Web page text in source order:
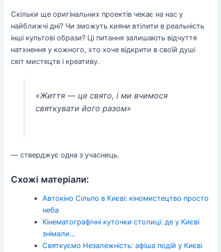
Скільки ще оригінальних проектів чекає на нас у
найближчі дні? Чи зможуть кияни втілити в реальність
інші культові образи? Ці питання залишають відчуття
натхнення у кожного, хто хоче відкрити в своїй душі
світ мистецтв і креативу.
«Життя — це свято, і ми вчимося
святкувати його разом»
— стверджує одна з учасниць.
Схожі матеріали:
Автокіно Сільпо в Києві: кіномистецтво просто
неба
Кінематографічні куточки столиці: де у Києві
знімали…
Святкуємо Незалежність: афіша подій у Києві